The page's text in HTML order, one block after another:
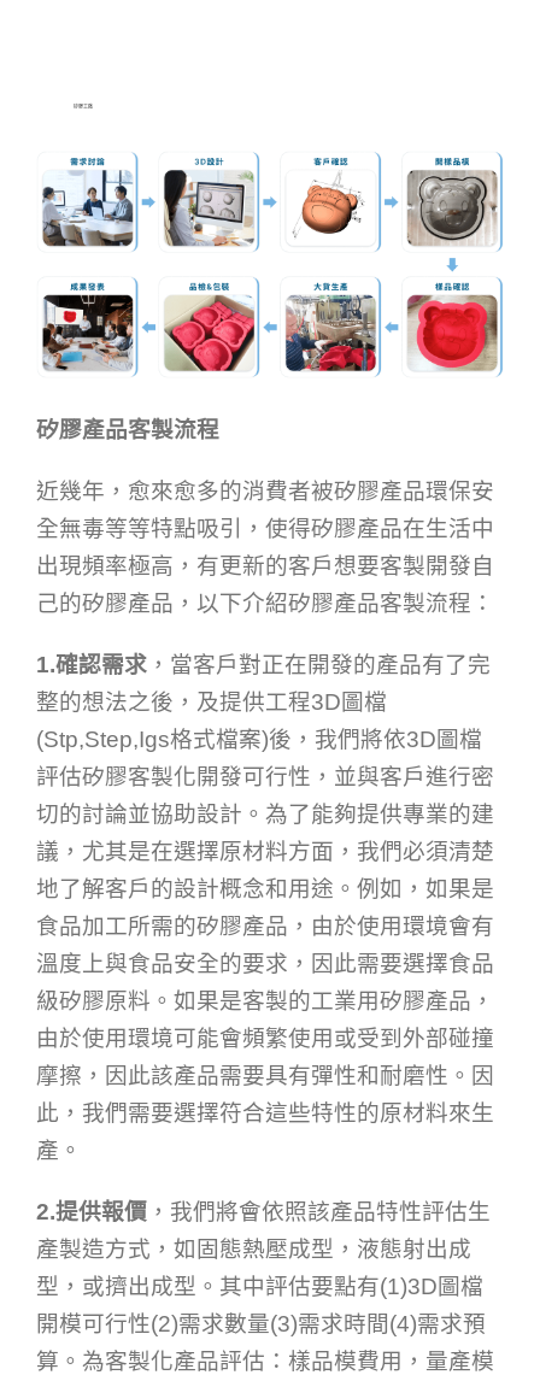
矽膠工廠
矽膠產品客製流程
近幾年，愈來愈多的消費者被矽膠產品環保安
全無毒等等特點吸引，使得矽膠產品在生活中
出現頻率極高，有更新的客戶想要客製開發自
己的矽膠產品，以下介紹矽膠產品客製流程：
1.確認需求，當客戶對正在開發的產品有了完
整的想法之後，及提供工程3D圖檔
(Stp,Step,Igs格式檔案)後，我們將依3D圖檔
評估矽膠客製化開發可行性，並與客戶進行密
切的討論並協助設計。為了能夠提供專業的建
議，尤其是在選擇原材料方面，我們必須清楚
地了解客戶的設計概念和用途。例如，如果是
食品加工所需的矽膠產品，由於使用環境會有
溫度上與食品安全的要求，因此需要選擇食品
級矽膠原料。如果是客製的工業用矽膠產品，
由於使用環境可能會頻繁使用或受到外部碰撞
摩擦，因此該產品需要具有彈性和耐磨性。因
此，我們需要選擇符合這些特性的原材料來生
產。
2.提供報價，我們將會依照該產品特性評估生
產製造方式，如固態熱壓成型，液態射出成
型，或擠出成型。其中評估要點有(1)3D圖檔
開模可行性(2)需求數量(3)需求時間(4)需求預
算。為客製化產品評估：樣品模費用，量產模